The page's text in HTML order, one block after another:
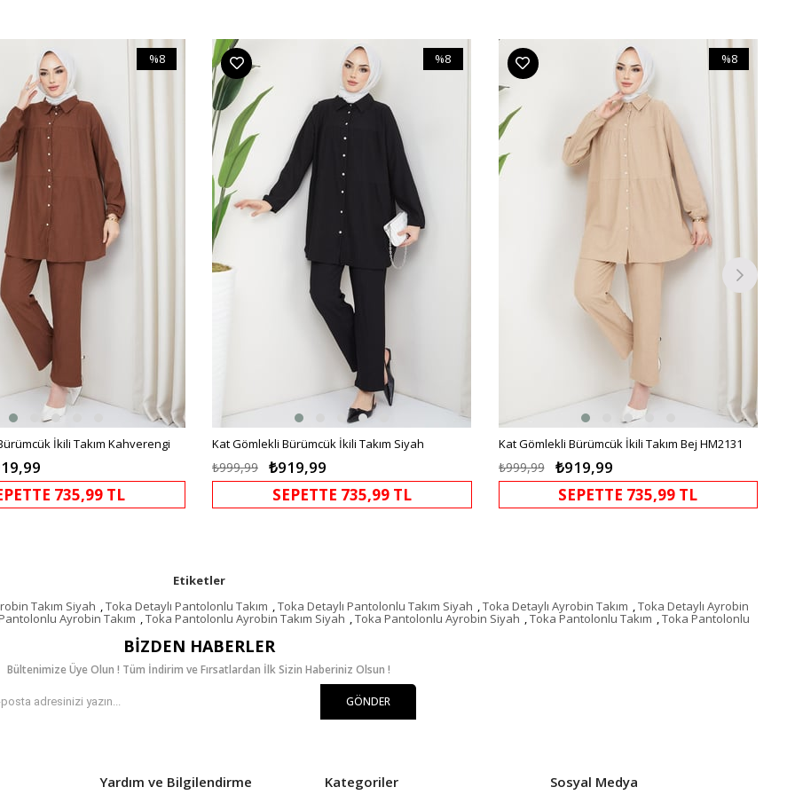
İkili Takım Kahverengi
%8
735,99 TL
Kat Gömlekli Bürümcük İkili Takım Siyah
₺919,99
₺999,99
%8
SEPETTE 735,99 TL
Kat Gömlekli Bürümcük İkili Takım Bej HM2131
₺919,99
₺999,99
%8
SEPETTE 735,99 TL
Etiketler
Takım Siyah ,Toka Detaylı Pantolonlu Takım ,Toka Detaylı Pantolonlu Takım Siyah ,Toka Detaylı Ayrobin Takım ,Toka Detaylı Ayrobin
Ayrobin Takım ,Toka Pantolonlu Ayrobin Takım Siyah ,Toka Pantolonlu Ayrobin Siyah ,Toka Pantolonlu Takım ,Toka Pantolonlu
BIZDEN HABERLER
Bültenimize Üye Olun ! Tüm İndirim ve Fırsatlardan İlk Sizin Haberiniz Olsun !
GÖNDER
Yardım ve Bilgilendirme Kategoriler Sosyal Medya